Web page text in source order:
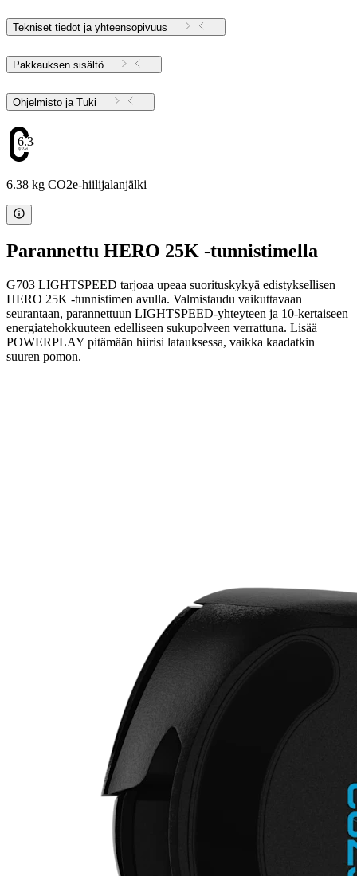
Tekniset tiedot ja yhteensopivuus
Pakkauksen sisältö
Ohjelmisto ja Tuki
6.38
6.38 kg CO2e-hiilijalanjälki
Parannettu HERO 25K -tunnistimella
G703 LIGHTSPEED tarjoaa upeaa suorituskykyä edistyksellisen
HERO 25K -tunnistimen avulla. Valmistaudu vaikuttavaan
seurantaan, parannettuun LIGHTSPEED-yhteyteen ja 10-kertaiseen
energiatehokkuuteen edelliseen sukupolveen verrattuna. Lisää
POWERPLAY pitämään hiirisi latauksessa, vaikka kaadatkin
suuren pomon.